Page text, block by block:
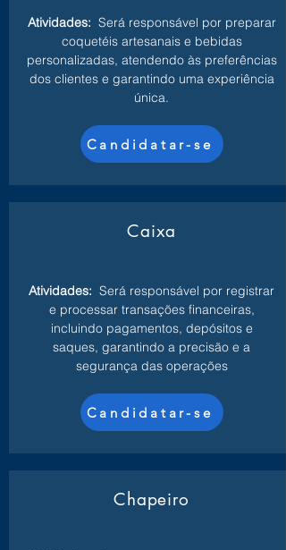
Atividades: Será responsável por preparar
coquetéis artesanais e bebidas
personalizadas, atendendo às preferências
dos clientes e garantindo uma experiência
única.
Candidatar-se
Caixa
Atividades: Será responsável por registrar
e processar transações financeiras,
incluindo pagamentos, depósitos e
saques, garantindo a precisão e a
segurança das operações
Candidatar-se
Chapeiro